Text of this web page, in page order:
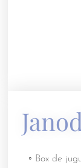
◦ Box de